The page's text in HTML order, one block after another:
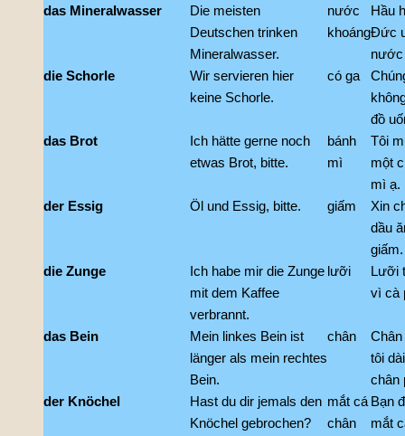
das Mineralwasser
Die meisten
Deutschen trinken
Mineralwasser.
nước
khoáng
Hầu
Đức
nước
die Schorle
Wir servieren hier
keine Schorle.
có ga
đồ
das Brot
Ich hätte gerne noch
etwas Brot, bitte.
bánh
mì
Tôi
một
mì ạ.
der Essig
Öl und Essig, bitte. giấm
Xin
dầu
giấm.
die Zunge
Ich habe mir die Zunge
mit dem Kaffee
verbrannt.
lưỡi
Lưỡi
vì cà
das Bein
Mein linkes Bein ist
länger als mein rechtes
Bein.
chân
tôi
chân
der Knöchel
Hast du dir jemals den
Knöchel gebrochen?
mắt cá
chân
Bạn
mắt